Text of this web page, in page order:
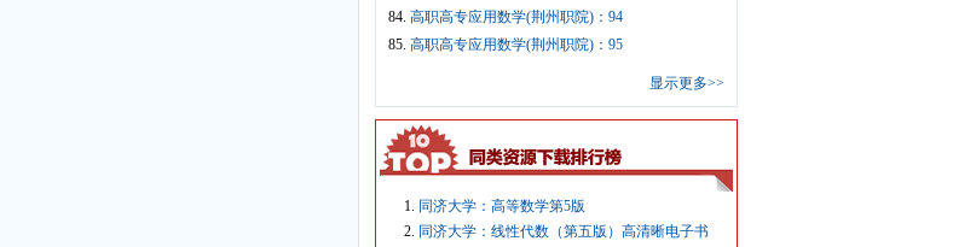
84. 高职高专应用数学(荆州职院)：94
85. 高职高专应用数学(荆州职院)：95
显示更多>>
同济大学：高等数学第5版
同济大学：线性代数（第五版）高清晰电子书